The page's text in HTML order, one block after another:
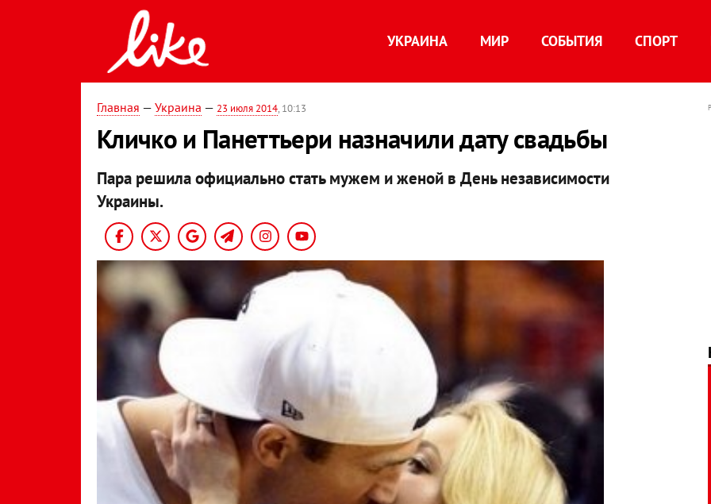
УКРАИНА МИР СОБЫТИЯ СПОРТ
Главная — Украина — 23 июля 2014, 10:13
Кличко и Панеттьери назначили дату свадьбы
Пара решила официально стать мужем и женой в День независимости
Украины.